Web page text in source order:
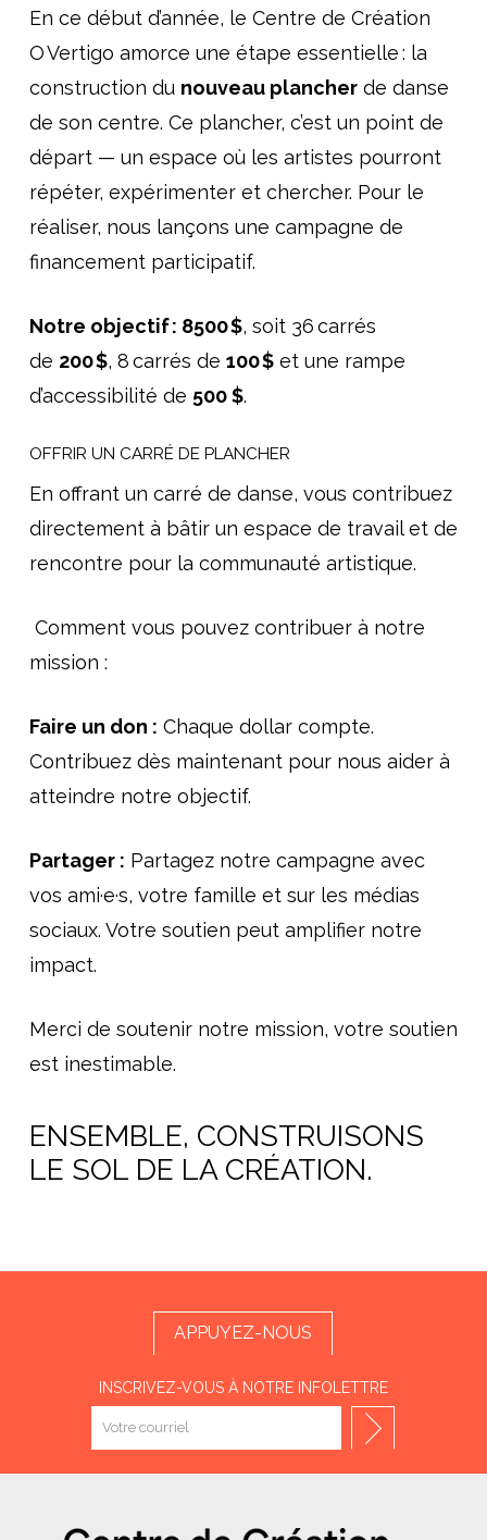
En ce début d’année, le Centre de Création
O Vertigo amorce une étape essentielle : la
construction du nouveau plancherde danse
de son centre. Ce plancher, c’est un point de
départ — un espace où les artistes pourront
répéter, expérimenter et chercher. Pour le
réaliser, nous lançons une campagne de
financement participatif.
Notre objectif : 8500 $, soit 36 carrés
de 200 $, 8 carrés de 100 $et une rampe
d’accessibilité de 500 $.
OFFRIR UN CARRÉ DE PLANCHER
En offrant un carré de danse, vous contribuez
directement à bâtir un espace de travail et de
rencontre pour la communauté artistique.
Comment vous pouvez contribuer à notre
mission :
Faire un don : Chaque dollar compte.
Contribuez dès maintenant pour nous aider à
atteindre notre objectif.
Partager : Partagez notre campagne avec
vos ami·e·s, votre famille et sur les médias
sociaux. Votre soutien peut amplifier notre
impact.
Merci de soutenir notre mission, votre soutien
est inestimable.
ENSEMBLE, CONSTRUISONS
LE SOL DE LA CRÉATION.
APPUYEZ-NOUS
INSCRIVEZ-VOUS À NOTRE INFOLETTRE